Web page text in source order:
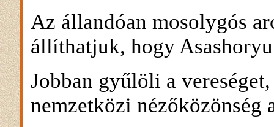
Az állandóan mosolygós
állíthatjuk, hogy
Jobban gyűlöli a
nemzetközi nézőközönség